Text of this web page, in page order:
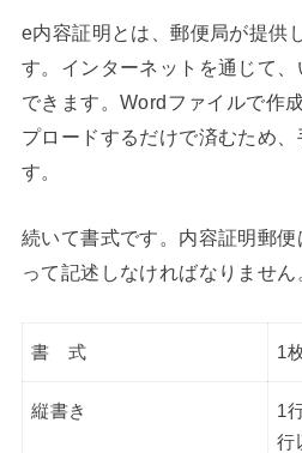
e内容証明とは、郵便局が提供
す。インターネットを通じて
できます。Wordファイルで作
プロードするだけで済むため
す。
続いて書式です。内容証明郵
って記述しなければなりません
書 式 1
縦書き
1
行